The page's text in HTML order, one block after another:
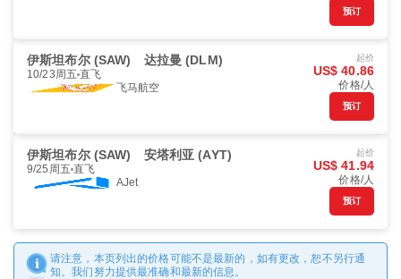
预订
伊斯坦布尔 (SAW) 达拉曼 (DLM)
10/23周五 直飞
飞马航空
起价
US$ 40.86
价格/人
预订
伊斯坦布尔 (SAW) 安塔利亚 (AYT)
9/25周五 直飞
AJet
起价
US$ 41.94
价格/人
预订
请注意，本页列出的价格可能不是最新的，如有更改，恕不另行通
知。我们努力提供最准确和最新的信息。